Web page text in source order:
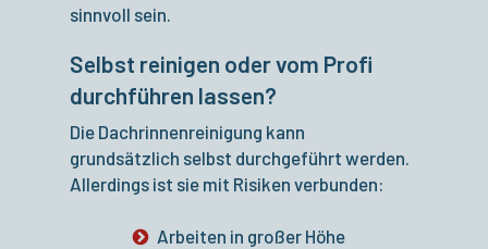
sinnvoll sein.
Selbst reinigen oder vom Profi
durchführen lassen?
Die Dachrinnenreinigung kann
grundsätzlich selbst durchgeführt werden.
Allerdings ist sie mit Risiken verbunden:
Arbeiten in großer Höhe